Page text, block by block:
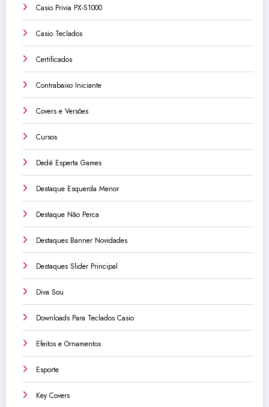
Casio Privia PX-S1000
Casio Teclados
Certificados
Contrabaixo Iniciante
Covers e Versões
Cursos
Dedé Esperta Games
Destaque Esquerda Menor
Destaque Não Perca
Destaques Banner Novidades
Destaques Slider Principal
Diva Sou
Downloads Para Teclados Casio
Efeitos e Ornamentos
Esporte
Key Covers